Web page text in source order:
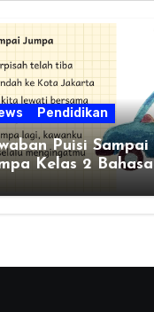
Pendidikan
Puisi Sampai
Kelas 2 Bahasa